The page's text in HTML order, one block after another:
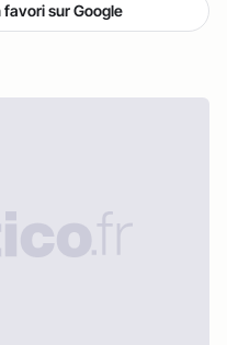
sur Google